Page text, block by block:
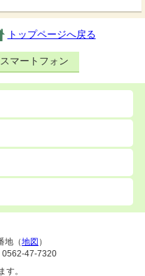
トップページへ戻る
スマートフォン
地（地図 ）
47-7320
す。